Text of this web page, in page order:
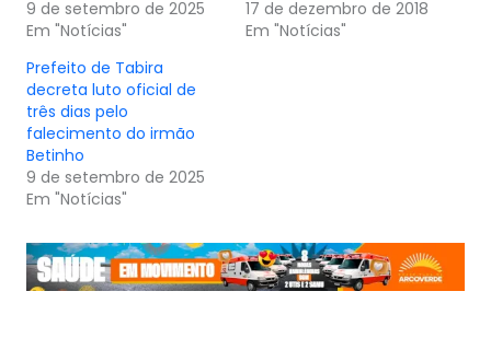
9 de setembro de 2025
Em "Notícias"
17 de dezembro de 2018
Em "Notícias"
Prefeito de Tabira
decreta luto oficial de
três dias pelo
falecimento do irmão
Betinho
9 de setembro de 2025
Em "Notícias"